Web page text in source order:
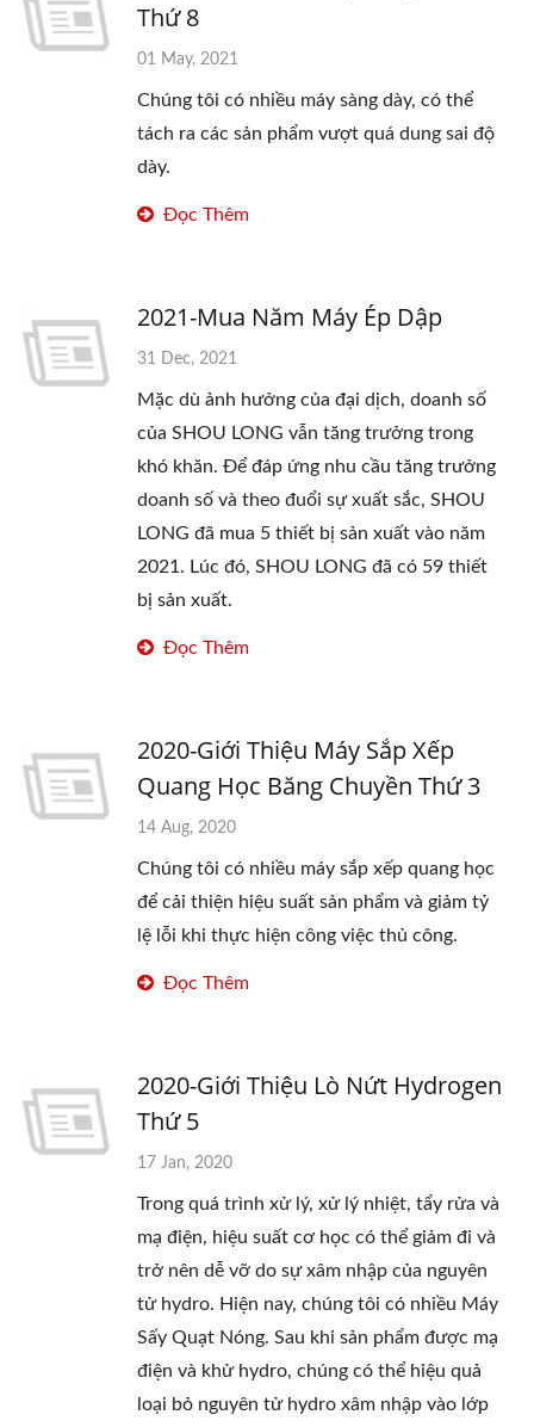
Thứ 8
01 May, 2021
Chúng tôi có nhiều máy sàng dày, có thể
tách ra các sản phẩm vượt quá dung sai độ
dày.
Đọc Thêm
2021-Mua Năm Máy Ép Dập
31 Dec, 2021
Mặc dù ảnh hưởng của đại dịch, doanh số
của SHOU LONG vẫn tăng trưởng trong
khó khăn. Để đáp ứng nhu cầu tăng trưởng
doanh số và theo đuổi sự xuất sắc, SHOU
LONG đã mua 5 thiết bị sản xuất vào năm
2021. Lúc đó, SHOU LONG đã có 59 thiết
bị sản xuất.
Đọc Thêm
2020-Giới Thiệu Máy Sắp Xếp
Quang Học Băng Chuyền Thứ 3
14 Aug, 2020
Chúng tôi có nhiều máy sắp xếp quang học
để cải thiện hiệu suất sản phẩm và giảm tỷ
lệ lỗi khi thực hiện công việc thủ công.
Đọc Thêm
2020-Giới Thiệu Lò Nứt Hydrogen
Thứ 5
17 Jan, 2020
Trong quá trình xử lý, xử lý nhiệt, tẩy rửa và
mạ điện, hiệu suất cơ học có thể giảm đi và
trở nên dễ vỡ do sự xâm nhập của nguyên
tử hydro. Hiện nay, chúng tôi có nhiều Máy
Sấy Quạt Nóng. Sau khi sản phẩm được mạ
điện và khử hydro, chúng có thể hiệu quả
loại bỏ nguyên tử hydro xâm nhập vào lớp